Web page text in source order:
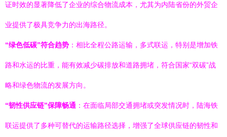
证时效的显著降低了企业的综合物流成本，尤其为内陆省份的外贸企
业提供了极具竞争力的出海路径。
“绿色低碳”符合趋势 ：相比全程公路运输，多式联运，特别是增加铁
路和水运的比重，能有效减少碳排放和道路拥堵，符合国家“双碳”战
略和绿色物流的发展方向。
“韧性供应链”保障畅通 ：在面临局部交通拥堵或突发情况时，陆海铁
联运提供了多种可替代的运输路径选择，增强了全球供应链的韧性和